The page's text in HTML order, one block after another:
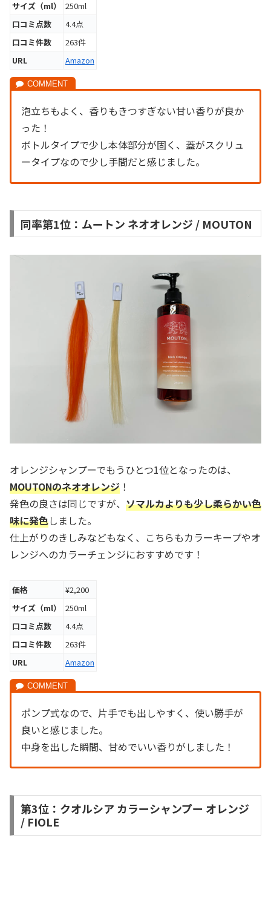
サイズ（ml）
250ml
口コミ点数
4.4点
口コミ件数
263件
URL
Amazon
泡立ちもよく、香りもきつすぎない甘い香りが良か
った！
ボトルタイプで少し本体部分が固く、蓋がスクリュ
ータイプなので少し手間だと感じました。
同率第1位：ムートン ネオオレンジ / MOUTON
オレンジシャンプーでもうひとつ1位となったのは、
MOUTONのネオオレンジ ！
発色の良さは同じですが、 ソマルカよりも少し柔らかい色
味に発色しました。
仕上がりのきしみなどもなく、こちらもカラーキープやオ
レンジへのカラーチェンジにおすすめです！
価格
¥2,200
サイズ（ml）
250ml
口コミ点数
4.4点
口コミ件数
263件
URL
Amazon
ポンプ式なので、片手でも出しやすく、使い勝手が
良いと感じました。
中身を出した瞬間、甘めでいい香りがしました！
第3位：クオルシア カラーシャンプー オレンジ
/ FIOLE